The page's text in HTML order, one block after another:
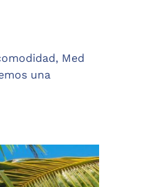
Med
una